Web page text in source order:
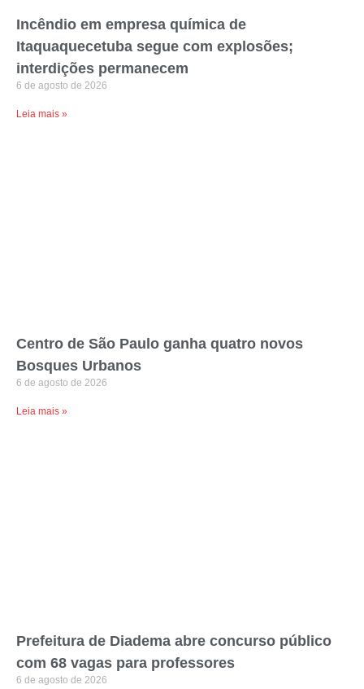
Incêndio em empresa química de
Itaquaquecetuba segue com explosões;
interdições permanecem
6 de agosto de 2026
Leia mais »
Centro de São Paulo ganha quatro novos
Bosques Urbanos
6 de agosto de 2026
Leia mais »
Prefeitura de Diadema abre concurso público
com 68 vagas para professores
6 de agosto de 2026